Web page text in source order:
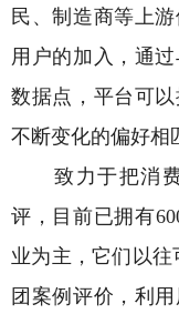
民、制造商等上
用户的加入，通
数据点，平台可
不断变化的偏好相
致力于把消费
评，目前已拥有
业为主，它们以
团案例评价，利